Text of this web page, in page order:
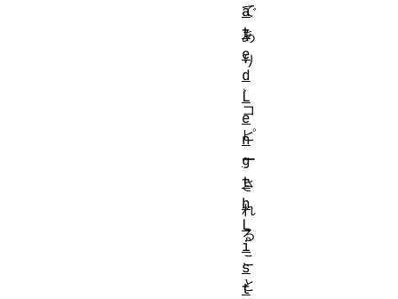
で
あ
り
、
コ
ピ
ー
さ
れ
る
こ
と
a
t
e
d
L
e
n
g
t
h
L
i
s
t